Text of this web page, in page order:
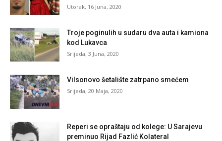
Utorak, 16 Juna, 2020
Troje poginulih u sudaru dva auta i kamiona
kod Lukavca
Srijeda, 3 Juna, 2020
Vilsonovo šetalište zatrpano smećem
Srijeda, 20 Maja, 2020
Reperi se opraštaju od kolege: U Sarajevu
preminuo Rijad Fazlić Kolateral